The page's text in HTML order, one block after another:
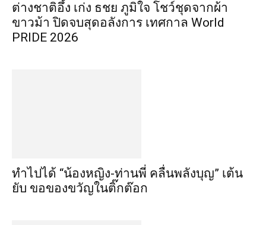
ต่างชาติอึ้ง เก่ง ธชย ภูมิใจ โชว์ชุดจากผ้า
ขาวม้า ปิดจบสุดอลังการ เทศกาล World
PRIDE 2026
ทำไปได้ “น้องหญิง-ท่านพี่ คลื่นพลังบุญ” เต้น
ยับ ขอของขวัญในติ๊กต๊อก